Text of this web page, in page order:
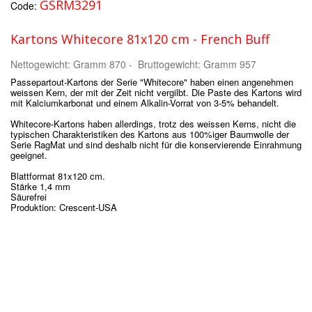
Code: GSRM3291
Kartons Whitecore 81x120 cm - French Buff
Nettogewicht: Gramm 870 - Bruttogewicht: Gramm 957
Passepartout-Kartons der Serie "Whitecore" haben einen angenehmen
weissen Kern, der mit der Zeit nicht vergilbt. Die Paste des Kartons wird
mit Kalciumkarbonat und einem Alkalin-Vorrat von 3-5% behandelt.
Whitecore-Kartons haben allerdings, trotz des weissen Kerns, nicht die
typischen Charakteristiken des Kartons aus 100%iger Baumwolle der
Serie RagMat und sind deshalb nicht für die konservierende Einrahmung
geeignet.
Blattformat 81x120 cm.
Stärke 1,4 mm
Säurefrei
Produktion: Crescent-USA